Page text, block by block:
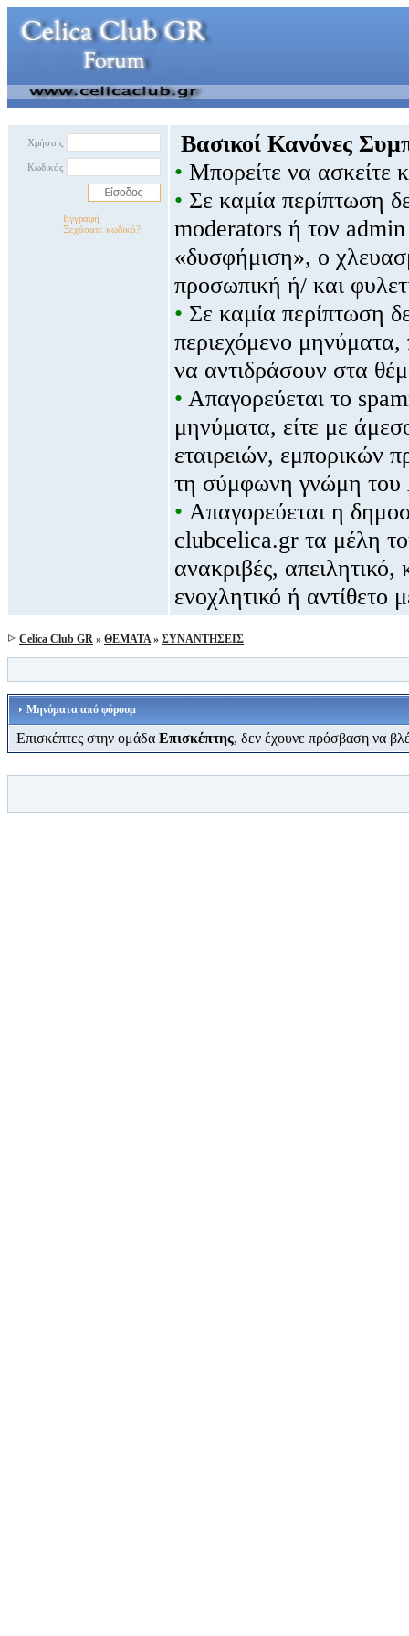
Χρήστης
Κωδικός
Εγγραφή
Ξεχάσατε κωδικό?
Βασικοί Κανόνες
• Μπορείτε να ασκείτε
• Σε καμία περίπτωση
moderators ή τον
«δυσφήμιση», ο
προσωπική ή/ και
• Σε καμία περίπτωση
περιεχόμενο
να αντιδράσουν στα
• Απαγορεύεται το
μηνύματα, είτε με
εταιρειών, εμπορικών
τη σύμφωνη γνώμη
• Απαγορεύεται η
clubcelica.gr τα μέλη
ανακριβές,
ενοχλητικό ή αντίθετο
Celica Club GR » ΘΕΜΑΤΑ» ΣΥΝΑΝΤΗΣΕΙΣ
Μηνύματα από φόρουμ
Επισκέπτες στην ομάδα Επισκέπτης, δεν έχουνε πρόσβαση να